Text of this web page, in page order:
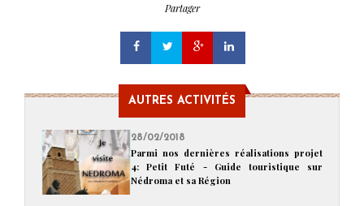
Partager
AUTRES ACTIVITÉS
28/02/2018
Parmi nos dernières réalisations projet
4: Petit Futé - Guide touristique sur
Nédroma et sa Région